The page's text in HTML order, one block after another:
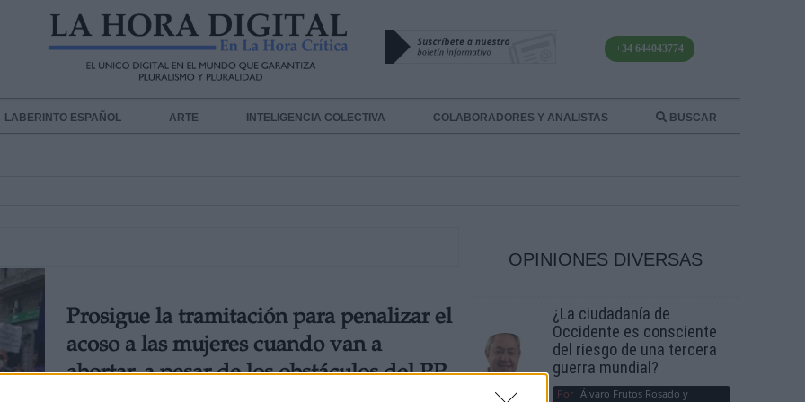
+34 644043774
LABERINTO ESPAÑOL ARTE INTELIGENCIA COLECTIVA COLABORADORES Y ANALISTAS BUSCAR
Prosigue la tramitación para penalizar el
acoso a las mujeres cuando van a
abortar, a pesar de los obstáculos del PP
OPINIONES DIVERSAS
¿La ciudadanía de
Occidente es consciente
del riesgo de una tercera
guerra mundial?
Por Álvaro Frutos Rosado y